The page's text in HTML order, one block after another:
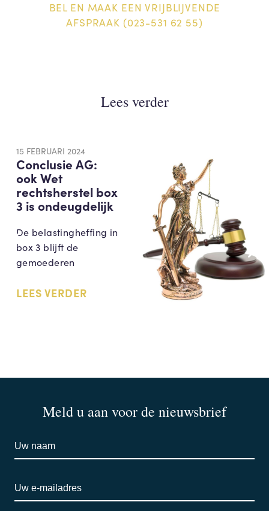
BEL EN MAAK EEN VRIJBLIJVENDE
AFSPRAAK (023-531 62 55)
Lees verder
15 FEBRUARI 2024
Conclusie AG:
ook Wet
rechtsherstel box
3 is ondeugdelijk
De belastingheffing in
box 3 blijft de
gemoederen
LEES VERDER
Meld u aan voor de nieuwsbrief